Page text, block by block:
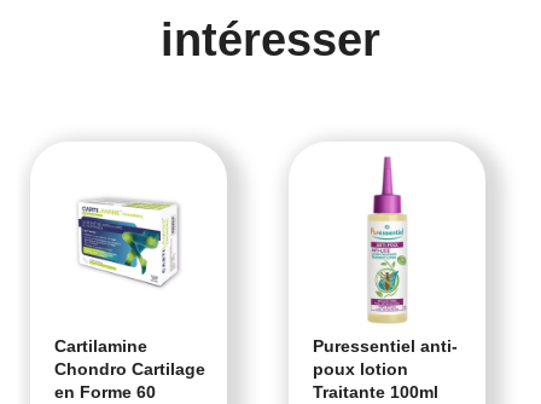
intéresser
Cartilamine
Chondro Cartilage
en Forme 60
Puressentiel anti-
poux lotion
Traitante 100ml